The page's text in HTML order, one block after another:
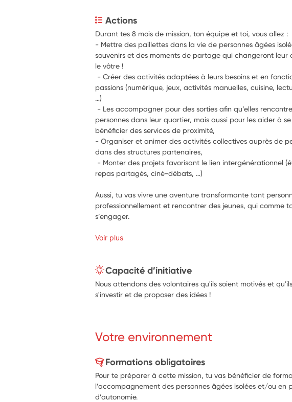
Actions
- Mettre des paillettes dans la vie de personnes âgées
souvenirs et des moments de partage qui changeront leur
le vôtre !
- Créer des activités adaptées à leurs besoins et en
passions (numérique, jeux, activités manuelles, cuisine,
…)
- Les accompagner pour des sorties afin qu’elles
personnes dans leur quartier, mais aussi pour les aider à
- Organiser et animer des activités collectives auprès de
dans des structures partenaires,
- Monter des projets favorisant le lien intergénérationnel
repas partagés, ciné-débats, …)
Aussi, tu vas vivre une aventure transformante tant
professionnellement et rencontrer des jeunes, qui comme
s’engager.
Voir plus
Capacité d’initiative
Nous attendons des volontaires qu'ils soient motivés et
s'investir et de proposer des idées !
Votre environnement
Formations obligatoires
Pour te préparer à cette mission, tu vas bénéficier de
l’accompagnement des personnes âgées isolées et/ou en
d’autonomie.